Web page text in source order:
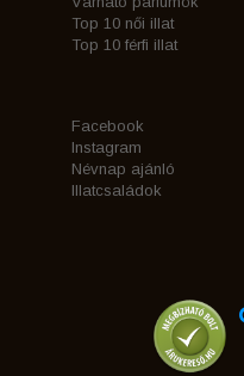
Top 10 női illat
Top 10 férfi illat
Facebook
Instagram
Névnap ajánló
Illatcsaládok